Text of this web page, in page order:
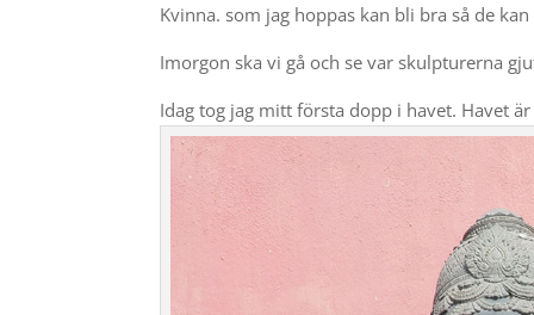
Kvinna. som jag hoppas kan bli bra så de
Imorgon ska vi gå och se var skulpturerna
Idag tog jag mitt första dopp i havet. Havet